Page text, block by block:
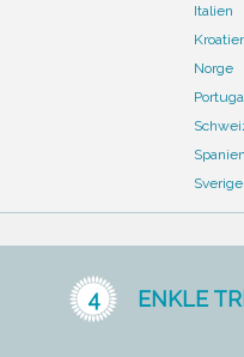
Italien
Norge
Spanien
Sverige
4 ENKLE